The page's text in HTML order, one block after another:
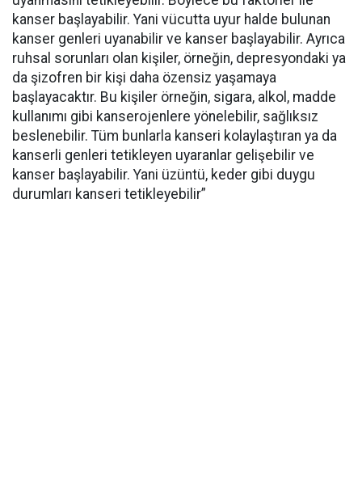
kanser başlayabilir. Yani vücutta uyur halde bulunan
kanser genleri uyanabilir ve kanser başlayabilir. Ayrıca
ruhsal sorunları olan kişiler, örneğin, depresyondaki ya
da şizofren bir kişi daha özensiz yaşamaya
başlayacaktır. Bu kişiler örneğin, sigara, alkol, madde
kullanımı gibi kanserojenlere yönelebilir, sağlıksız
beslenebilir. Tüm bunlarla kanseri kolaylaştıran ya da
kanserli genleri tetikleyen uyaranlar gelişebilir ve
kanser başlayabilir. Yani üzüntü, keder gibi duygu
durumları kanseri tetikleyebilir”